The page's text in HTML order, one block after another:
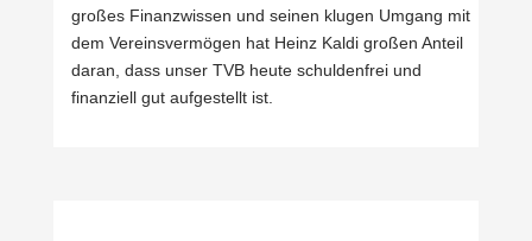
großes Finanzwissen und seinen klugen Umgang mit
dem Vereinsvermögen hat Heinz Kaldi großen Anteil
daran, dass unser TVB heute schuldenfrei und
finanziell gut aufgestellt ist.